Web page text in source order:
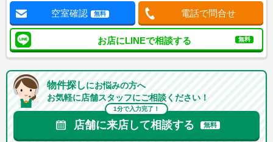
空室確認 無料 電話で問合せ
お店にLINEで相談する 無料
物件探しにお悩みの方へ
お気軽に店舗スタッフにご相談ください！
1分で入力完了！
店舗に来店して相談する 無料